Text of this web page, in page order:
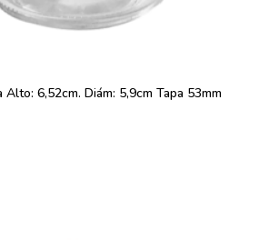
Alto: 6,52cm. Diám: 5,9cm Tapa 53mm